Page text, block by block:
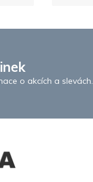
o akcích a slevách.